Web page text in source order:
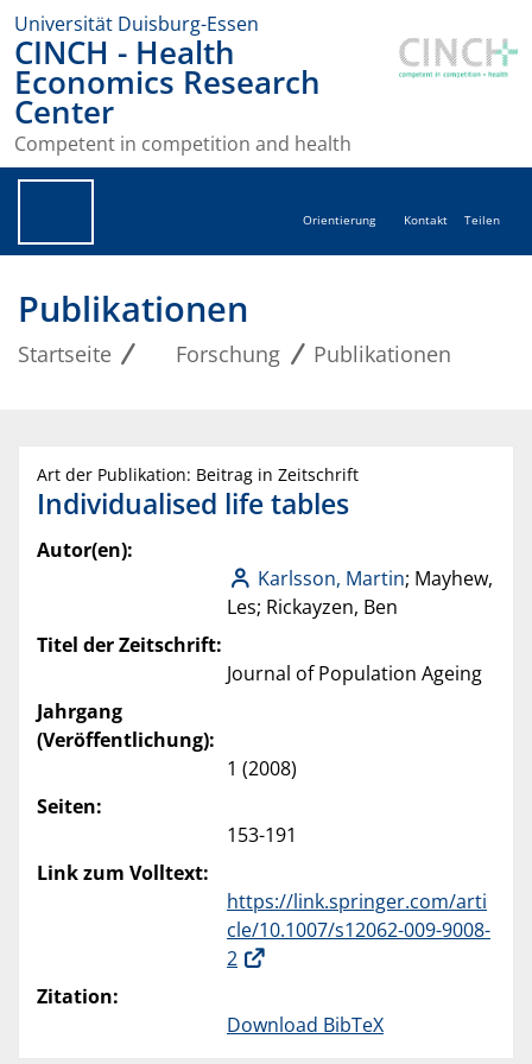
Universität Duisburg-Essen
CINCH - Health
Economics Research
Center
Competent in competition and health
Orientierung Kontakt Teilen
Publikationen
Startseite Forschung Publikationen
Art der Publikation: Beitrag in Zeitschrift
Individualised life tables
Autor(en):
Karlsson, Martin; Mayhew,
Les; Rickayzen, Ben
Titel der Zeitschrift:
Journal of Population Ageing
Jahrgang
(Veröffentlichung):
1 (2008)
Seiten:
153-191
Link zum Volltext:
https://link.springer.com/arti
cle/10.1007/s12062-009-9008-
2
Zitation:
Download BibTeX